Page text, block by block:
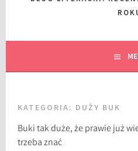
KATEGORIA: DUŻY BUK
Buki tak duże, że prawie już
trzeba znać